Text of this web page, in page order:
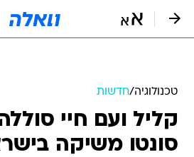
טכנולוגיה/חדשות
קליל ועם חיי
סונטו משיקה